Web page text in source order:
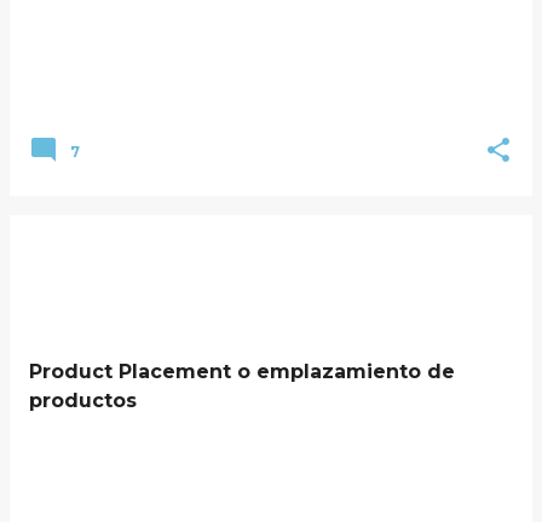
7
Product Placement o emplazamiento de
productos